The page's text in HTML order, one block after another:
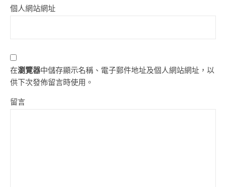
個人網站網址
在瀏覽器中儲存顯示名稱、電子郵件地址及個人網站網址，以
供下次發佈留言時使用。
留言